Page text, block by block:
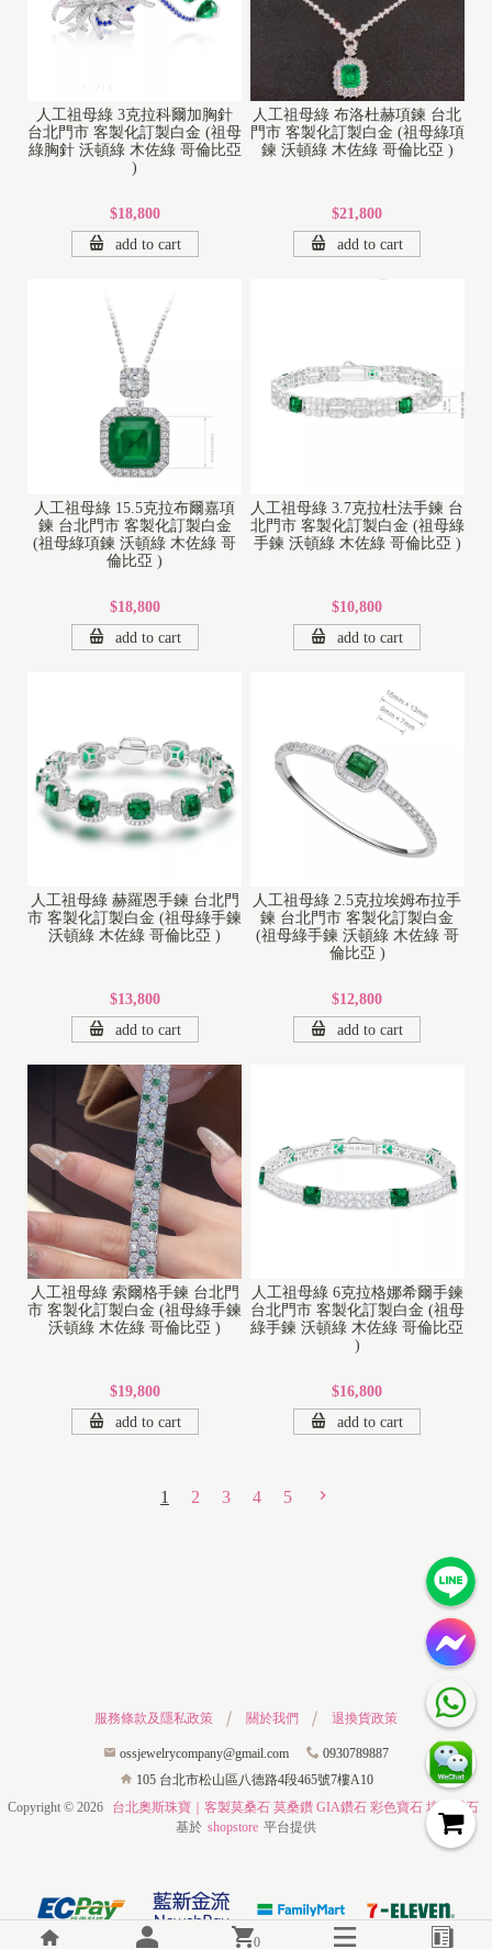
人工祖母綠 3克拉科爾加胸針
台北門市 客製化訂製白金 (祖母
綠胸針 沃頓綠 木佐綠 哥倫比亞
)
$18,800
add to cart
人工祖母綠 布洛杜赫項鍊 台北
門市 客製化訂製白金 (祖母綠項
鍊 沃頓綠 木佐綠 哥倫比亞 )
$21,800
add to cart
人工祖母綠 15.5克拉布爾嘉項
鍊 台北門市 客製化訂製白金
(祖母綠項鍊 沃頓綠 木佐綠 哥
倫比亞 )
$18,800
add to cart
人工祖母綠 3.7克拉杜法手鍊 台
北門市 客製化訂製白金 (祖母綠
手鍊 沃頓綠 木佐綠 哥倫比亞 )
$10,800
add to cart
人工祖母綠 赫羅恩手鍊 台北門
市 客製化訂製白金 (祖母綠手鍊
沃頓綠 木佐綠 哥倫比亞 )
$13,800
add to cart
人工祖母綠 2.5克拉埃姆布拉手
鍊 台北門市 客製化訂製白金
(祖母綠手鍊 沃頓綠 木佐綠 哥
倫比亞 )
$12,800
add to cart
人工祖母綠 索爾格手鍊 台北門
市 客製化訂製白金 (祖母綠手鍊
沃頓綠 木佐綠 哥倫比亞 )
$19,800
add to cart
人工祖母綠 6克拉格娜希爾手鍊
台北門市 客製化訂製白金 (祖母
綠手鍊 沃頓綠 木佐綠 哥倫比亞
)
$16,800
add to cart
1 2 3 4 5
服務條款及隱私政策 關於我們 退換貨政策
ossjewelrycompany@gmail.com
0930789887
105 台北市松山區八德路4段465號7樓A10
Copyright © 2026
台北奧斯珠寶｜客製莫桑石 莫桑鑽 GIA鑽石 彩色寶石 培育鑽石
基於 shopstore 平台提供
0